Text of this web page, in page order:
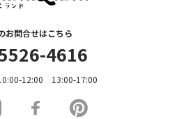
お問合せはこちら
4616
12:00 13:00-17:00